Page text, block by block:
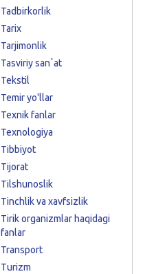
Tadbirkorlik
Tarix
Tarjimonlik
Tasviriy sanʼat
Tekstil
Temir yo'llar
Texnik fanlar
Texnologiya
Tibbiyot
Tijorat
Tilshunoslik
Tinchlik va xavfsizlik
Tirik organizmlar haqidagi
fanlar
Transport
Turizm